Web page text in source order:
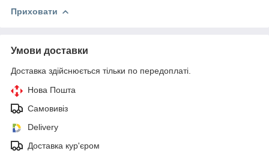
Приховати
Умови доставки
Доставка здійснюється тільки по передоплаті.
Нова Пошта
Самовивіз
Delivery
Доставка кур'єром